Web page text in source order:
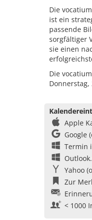
Die
ist ein
passende
sorgfältiger
sie einen
Die
Apple
Google
Termin
Yahoo
Zur
< 1000